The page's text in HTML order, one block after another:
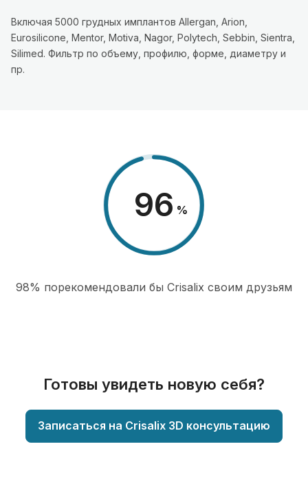
Включая 5000 грудных имплантов Allergan, Arion,
Eurosilicone, Mentor, Motiva, Nagor, Polytech, Sebbin, Sientra,
Silimed. Фильтр по объему, профилю, форме, диаметру и
пр.
98 %
98% порекомендовали бы Сrisalix cвоим друзьям
Готовы увидеть новую себя?
Записаться на Crisalix 3D консультацию